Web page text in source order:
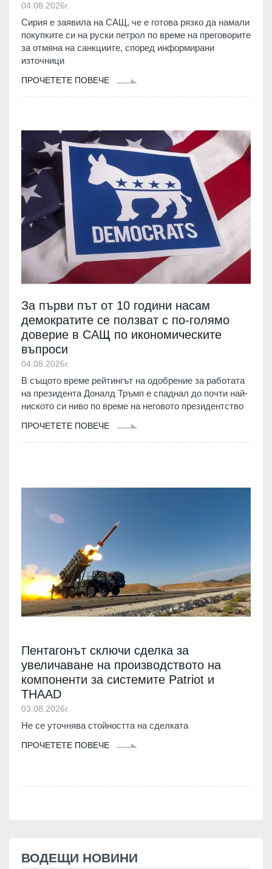
04.08.2026г.
Сирия е заявила на САЩ, че е готова рязко да намали
покупките си на руски петрол по време на преговорите
за отмяна на санкциите, според информирани
източници
ПРОЧЕТЕТЕ ПОВЕЧЕ
За първи път от 10 години насам
демократите се ползват с по-голямо
доверие в САЩ по икономическите
въпроси
04.08.2026г.
В същото време рейтингът на одобрение за работата
на президента Доналд Тръмп е спаднал до почти най-
ниското си ниво по време на неговото президентство
ПРОЧЕТЕТЕ ПОВЕЧЕ
Пентагонът сключи сделка за
увеличаване на производството на
компоненти за системите Patriot и
THAAD
03.08.2026г.
Не се уточнява стойността на сделката
ПРОЧЕТЕТЕ ПОВЕЧЕ
ВОДЕЩИ НОВИНИ